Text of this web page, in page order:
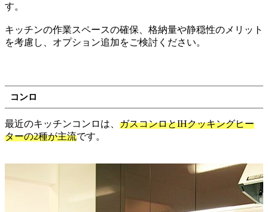
す。
キッチンの作業スペースの確保、格納量や静穏性のメリット
を考慮し、オプション追加をご検討ください。
コンロ
最近のキッチンコンロは、 ガスコンロとIHクッキングヒー
ターの2種が主流です。